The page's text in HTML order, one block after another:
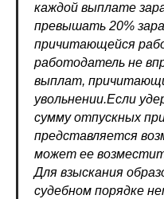
каждой выплате
превышать 20%
причитающейся
работодатель не
выплат,
увольнении.Если
сумму отпускных
представляется
может ее
Для взыскания
судебном порядке